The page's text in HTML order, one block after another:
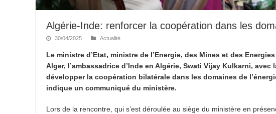
Algérie-Inde: renforcer la coopération dans les
30/04/2025 Actualité
Le ministre d’Etat, ministre de l’Energie, des Mines et des
Alger, l’ambassadrice d’Inde en Algérie, Swati Vijay Kulkarni,
développer la coopération bilatérale dans les domaines de
indique un communiqué du ministère.
Lors de la rencontre, qui s’est déroulée au siège du ministère en